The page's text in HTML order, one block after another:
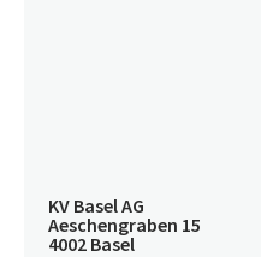
KV Basel AG
Aeschengraben 15
4002 Basel